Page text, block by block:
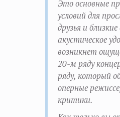
Это основные
условий для
друзья и
акустическое
возникнет
20-м ряду
ряду, который
оперные
критики.